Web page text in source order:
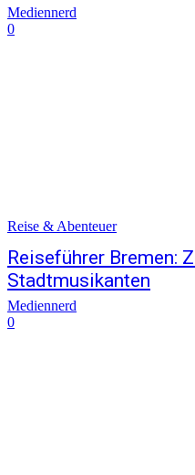
Mediennerd
0
Reise & Abenteuer
Reiseführer Bremen:
Stadtmusikanten
Mediennerd
0